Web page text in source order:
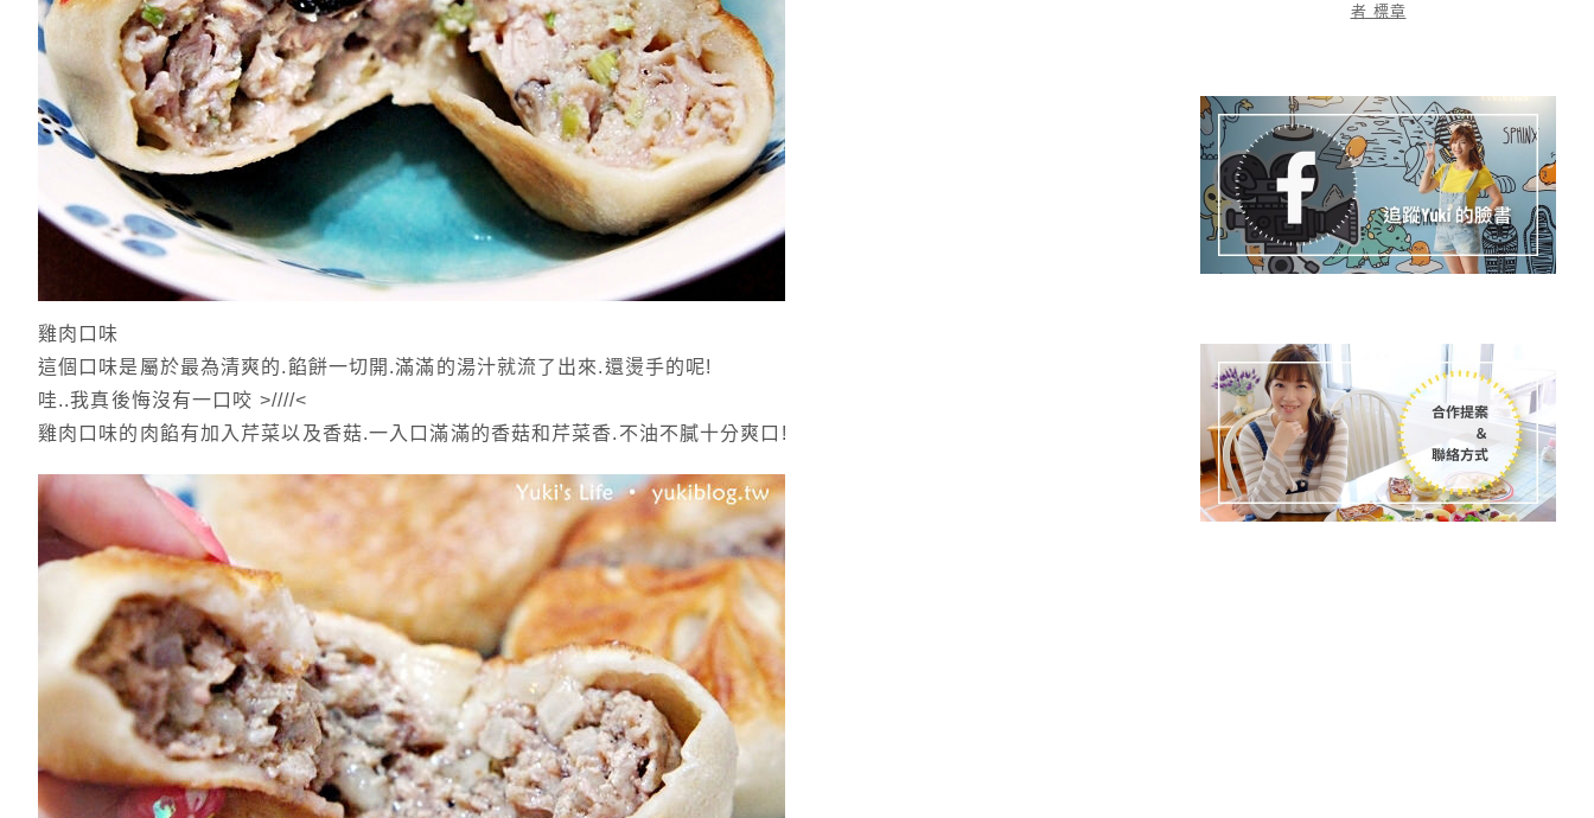
雞肉口味
這個口味是屬於最為清爽的.餡餅一切開.滿滿的湯汁就流了出來.還燙手的呢!
哇..我真後悔沒有一口咬 >////<
雞肉口味的肉餡有加入芹菜以及香菇.一入口滿滿的香菇和芹菜香.不油不膩十分爽口!